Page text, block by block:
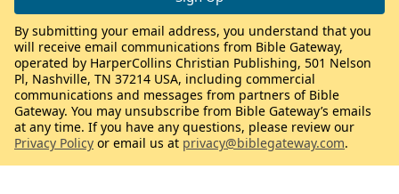
By submitting your email address, you understand that you
will receive email communications from Bible Gateway,
operated by HarperCollins Christian Publishing, 501 Nelson
Pl, Nashville, TN 37214 USA, including commercial
communications and messages from partners of Bible
Gateway. You may unsubscribe from Bible Gateway’s emails
at any time. If you have any questions, please review our
Privacy Policy or email us at privacy@biblegateway.com.